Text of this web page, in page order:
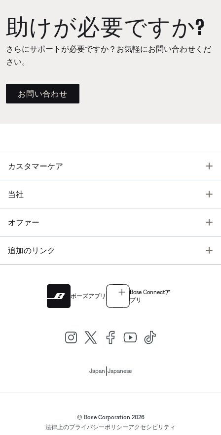
助けが必要ですか?
さらにサポートが必要ですか？お気軽にお問い合わせくだ
さい。
お問い合わせ
カスタマーケア
当社
オファー
追加のリンク
ボーズアプリ
Bose Connectア
プリ
Japan Japanese
© Bose Corporation 2026
法律上のプライバシーポリシーアクセシビリティ